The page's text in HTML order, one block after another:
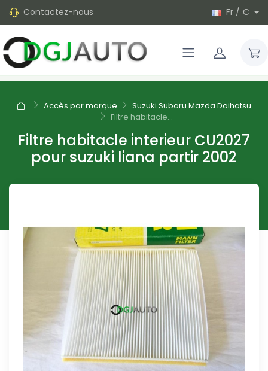
Contactez-nous Fr / €
Accès par marque
Suzuki Subaru Mazda Daihatsu
Filtre habitacle...
Filtre habitacle interieur CU2027
pour suzuki liana partir 2002